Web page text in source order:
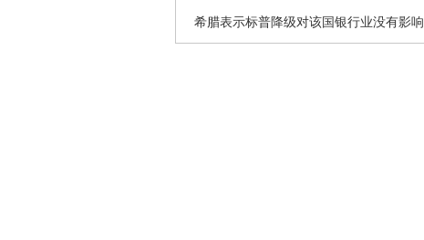
希腊表示标普降级对该国银行业没有影响